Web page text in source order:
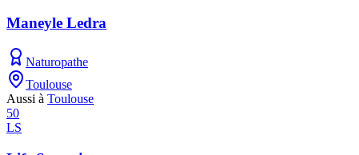
Maneyle Ledra
Naturopathe
Toulouse
Aussi à Toulouse
50
LS